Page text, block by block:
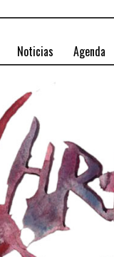
Noticias Agenda